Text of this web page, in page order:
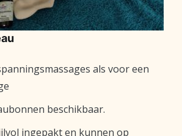
als voor een
beschikbaar.
ingepakt en kunnen op